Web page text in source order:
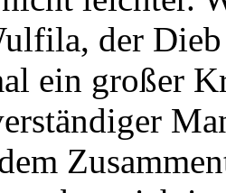
der
ein großer